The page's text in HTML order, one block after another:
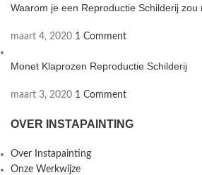
Waarom je een Reproductie Schilderij zou
maart 4, 2020 1 Comment
Monet Klaprozen Reproductie Schilderij
maart 3, 2020 1 Comment
OVER INSTAPAINTING
Over Instapainting
Onze Werkwijze